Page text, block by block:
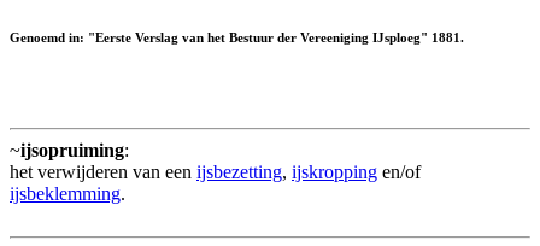
Genoemd in: "Eerste Verslag van het Bestuur der Vereeniging IJsploeg" 1881.
~ijsopruiming:
het verwijderen van een ijsbezetting, ijskropping en/of
ijsbeklemming.